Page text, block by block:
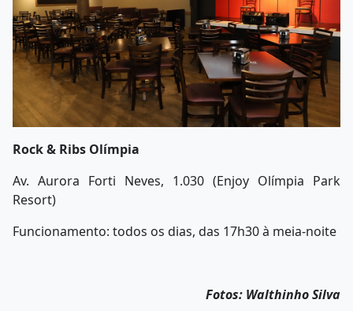
Rock & Ribs Olímpia
Av. Aurora Forti Neves, 1.030 (Enjoy Olímpia Park
Resort)
Funcionamento: todos os dias, das 17h30 à meia-noite
Fotos: Walthinho Silva